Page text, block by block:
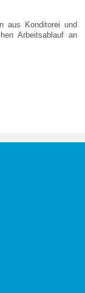
aus Konditorei und
Arbeitsablauf an